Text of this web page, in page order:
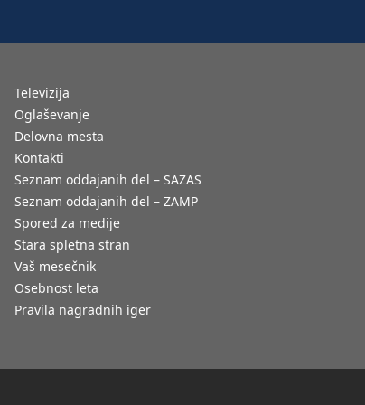
Televizija
Oglaševanje
Delovna mesta
Kontakti
Seznam oddajanih del – SAZAS
Seznam oddajanih del – ZAMP
Spored za medije
Stara spletna stran
Vaš mesečnik
Osebnost leta
Pravila nagradnih iger